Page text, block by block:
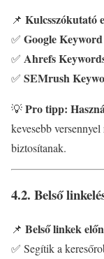
📌 Kulcsszókutató
✅ Google
✅ Ahrefs
✅ SEMrush
💡Pro tipp:
kevesebb
biztosítanak.
4.2. Belső
📌 Belső linkek
✅ Segítik a